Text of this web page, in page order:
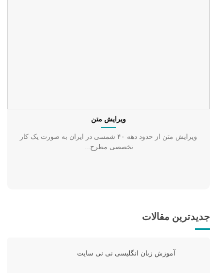
جدیدترین مقالات
آموزش زبان انگلیسی نی نی سایت
ویرایش متن
ویرایش متن از حدود دهه ۴۰ شمسی در ایران به صورت یک کار
تخصصی مطرح...